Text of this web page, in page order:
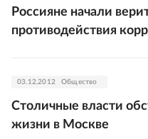
Россияне начали
противодействия
03.12.2012 Общество
Столичные власти
жизни в Москве